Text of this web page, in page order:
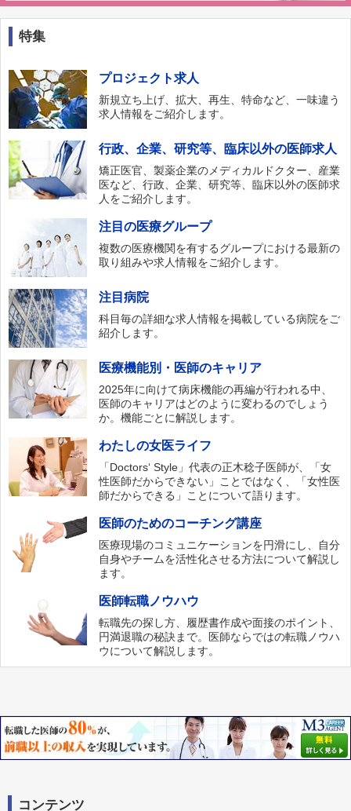
特集
プロジェクト求人
新規立ち上げ、拡大、再生、特命など、一味違う
求人情報をご紹介します。
行政、企業、研究等、臨床以外の医師求人
矯正医官、製薬企業のメディカルドクター、産業
医など、行政、企業、研究等、臨床以外の医師求
人をご紹介します。
注目の医療グループ
複数の医療機関を有するグループにおける最新の
取り組みや求人情報をご紹介します。
注目病院
科目毎の詳細な求人情報を掲載している病院をご
紹介します。
医療機能別・医師のキャリア
2025年に向けて病床機能の再編が行われる中、
医師のキャリアはどのように変わるのでしょう
か。機能ごとに解説します。
わたしの女医ライフ
「Doctors‘ Style」代表の正木稔子医師が、「女
性医師だからできない」ことではなく、「女性医
師だからできる」ことについて語ります。
医師のためのコーチング講座
医療現場のコミュニケーションを円滑にし、自分
自身やチームを活性化させる方法について解説し
ます。
医師転職ノウハウ
転職先の探し方、履歴書作成や面接のポイント、
円満退職の秘訣まで。医師ならではの転職ノウハ
ウについて解説します。
コンテンツ